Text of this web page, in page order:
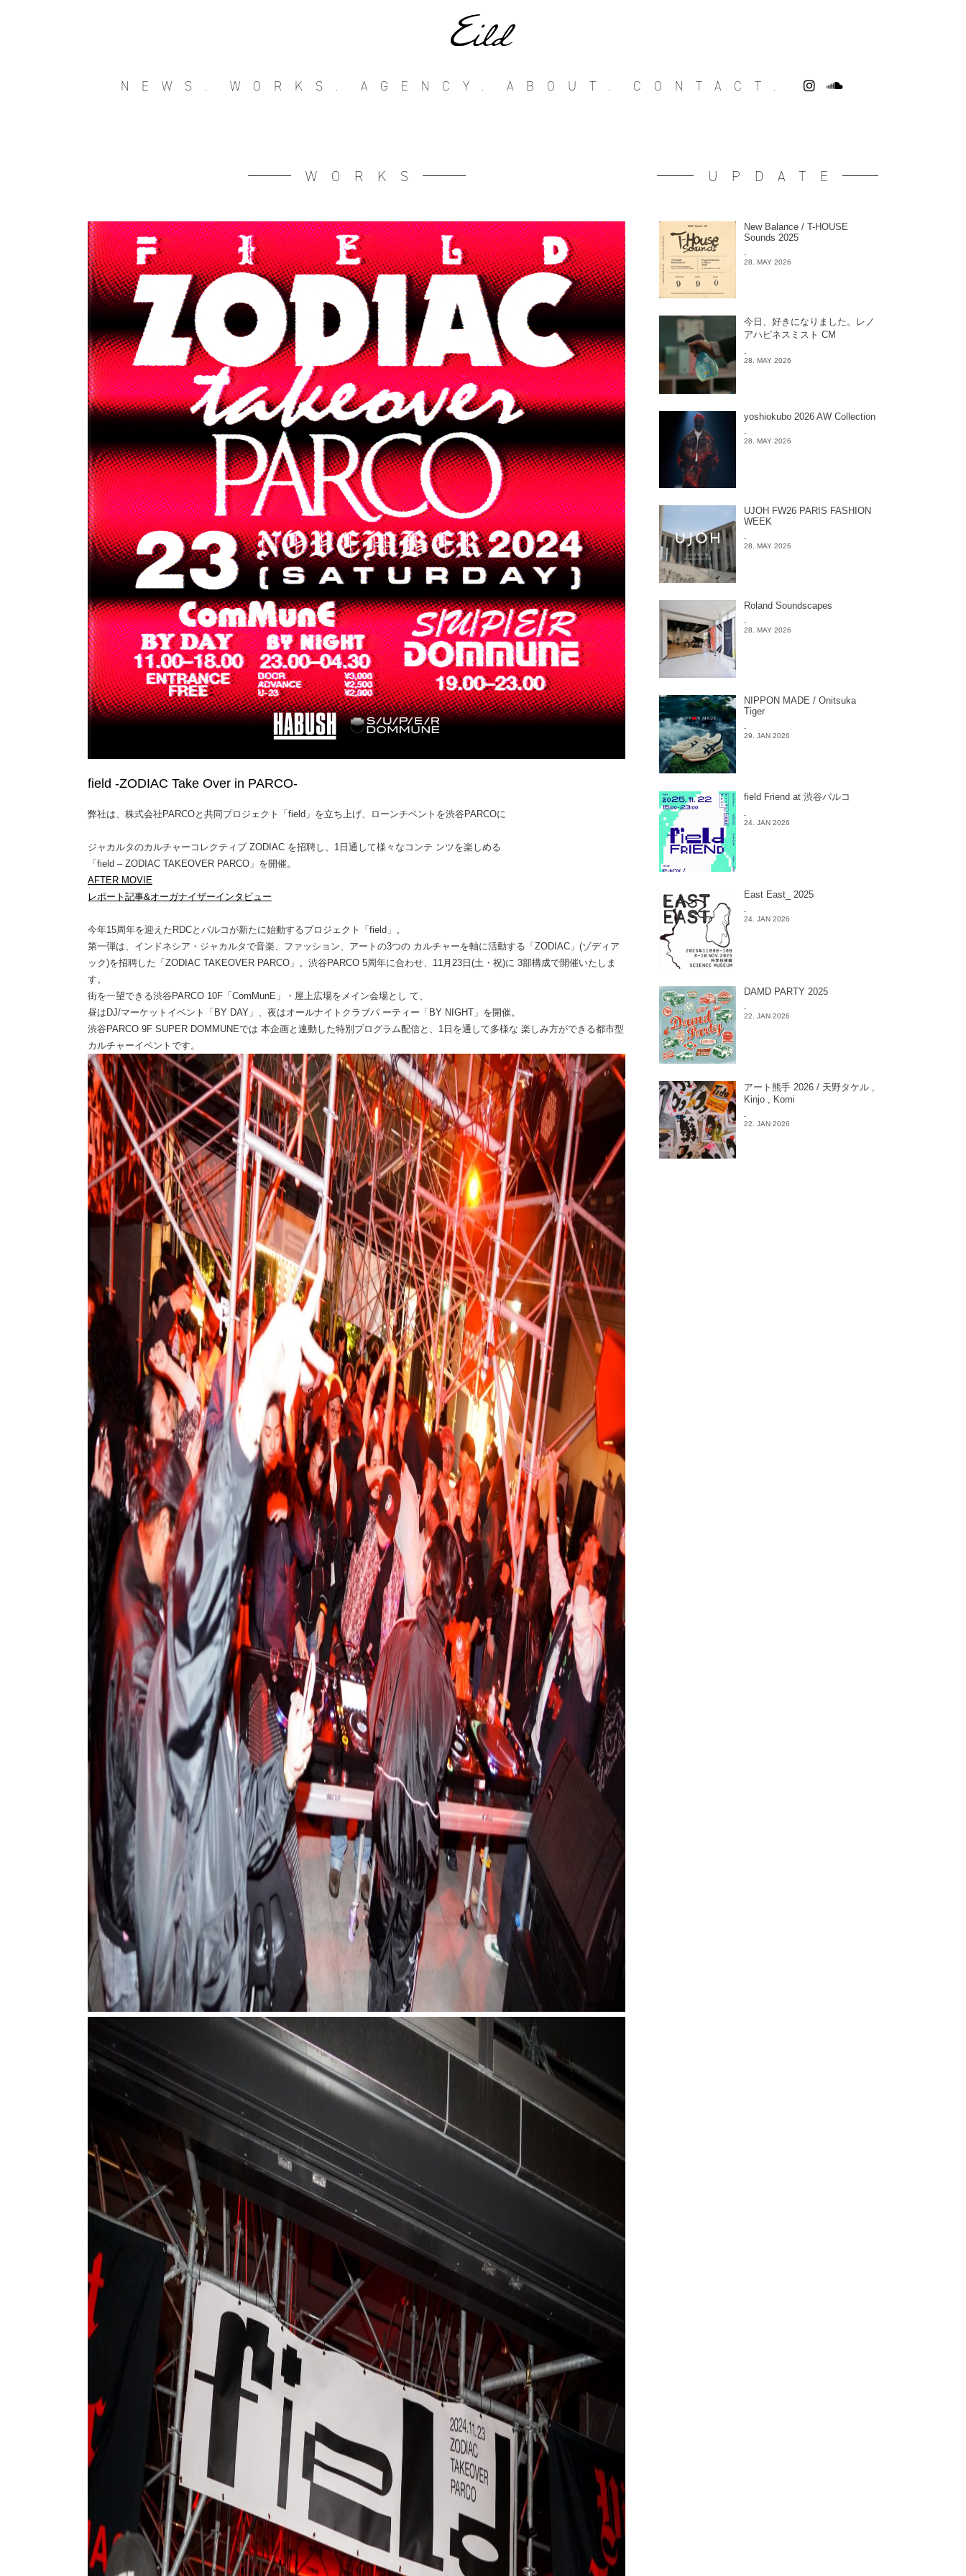
NEWS. WORKS. AGENCY. ABOUT. CONTACT.
WORKS
field -ZODIAC Take Over in PARCO-
弊社は、株式会社PARCOと共同プロジェクト「field」を立ち上げ、ローンチベントを渋谷PARCOに
ジャカルタのカルチャーコレクティブ ZODIAC を招聘し、1日通して様々なコンテ ンツを楽しめる
「field – ZODIAC TAKEOVER PARCO」を開催。
AFTER MOVIE
レポート記事&オーガナイザーインタビュー
今年15周年を迎えたRDCとパルコが新たに始動するプロジェクト「field」。
第一弾は、インドネシア・ジャカルタで音楽、ファッション、アートの3つの カルチャーを軸に活動する「ZODIAC」(ゾディア
ック)を招聘した「ZODIAC TAKEOVER PARCO」。渋谷PARCO 5周年に合わせ、11月23日(土・祝)に 3部構成で開催いたしま
す。
街を一望できる渋谷PARCO 10F「ComMunE」・屋上広場をメイン会場とし て、
昼はDJ/マーケットイベント「BY DAY」、夜はオールナイトクラブパ ーティー「BY NIGHT」を開催。
渋谷PARCO 9F SUPER DOMMUNEでは 本企画と連動した特別プログラム配信と、1日を通して多様な 楽しみ方ができる都市型
カルチャーイベントです。
UPDATE
New Balance / T-HOUSE
Sounds 2025
-
28. MAY 2026
今日、好きになりました。レノ
アハピネスミスト CM
-
28. MAY 2026
yoshiokubo 2026 AW Collection
-
28. MAY 2026
UJOH FW26 PARIS FASHION
WEEK
-
28. MAY 2026
Roland Soundscapes
-
28. MAY 2026
NIPPON MADE / Onitsuka
Tiger
-
29. JAN 2026
field Friend at 渋谷パルコ
-
24. JAN 2026
East East_ 2025
-
24. JAN 2026
DAMD PARTY 2025
-
22. JAN 2026
アート熊手 2026 / 天野タケル ,
Kinjo , Komi
-
22. JAN 2026